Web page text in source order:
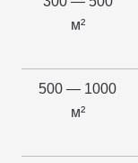
м²
500 — 1000
м²